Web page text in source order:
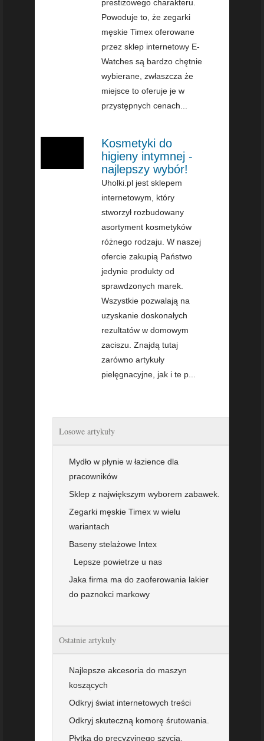
prestiżowego charakteru.
Powoduje to, że zegarki
męskie Timex oferowane
przez sklep internetowy E-
Watches są bardzo chętnie
wybierane, zwłaszcza że
miejsce to oferuje je w
przystępnych cenach...
Kosmetyki do
higieny intymnej -
najlepszy wybór!
Uholki.pl jest sklepem
internetowym, który
stworzył rozbudowany
asortyment kosmetyków
różnego rodzaju. W naszej
ofercie zakupią Państwo
jedynie produkty od
sprawdzonych marek.
Wszystkie pozwalają na
uzyskanie doskonałych
rezultatów w domowym
zaciszu. Znajdą tutaj
zarówno artykuły
pielęgnacyjne, jak i te p...
Losowe artykuły
Mydło w płynie w łazience dla
pracowników
Sklep z największym wyborem zabawek.
Zegarki męskie Timex w wielu
wariantach
Baseny stelażowe Intex
Lepsze powietrze u nas
Jaka firma ma do zaoferowania lakier
do paznokci markowy
Ostatnie artykuły
Najlepsze akcesoria do maszyn
koszących
Odkryj świat internetowych treści
Odkryj skuteczną komorę śrutowania.
Płytka do precyzyjnego szycia.